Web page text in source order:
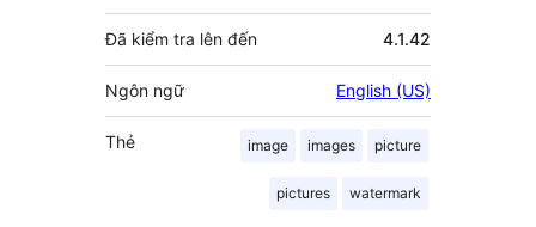
Đã kiểm tra lên đến 4.1.42
Ngôn ngữ English (US)
Thẻ image images picture
pictures watermark